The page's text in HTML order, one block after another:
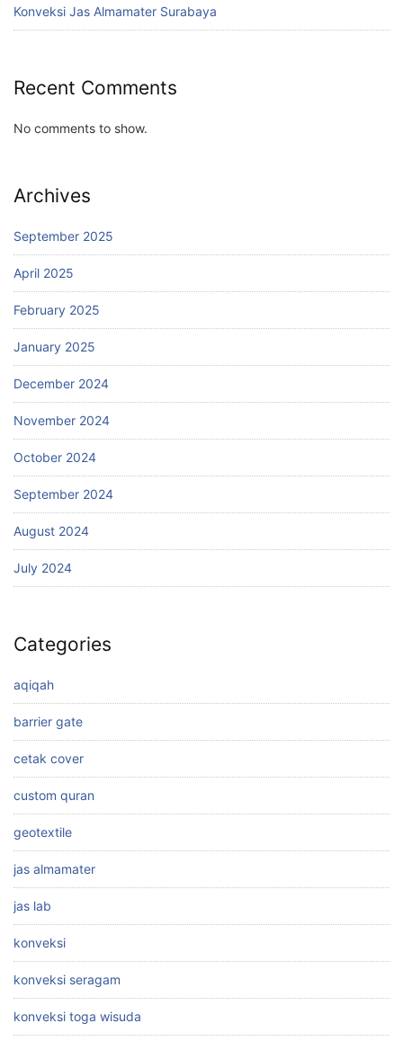
Konveksi Jas Almamater Surabaya
Recent Comments
No comments to show.
Archives
September 2025
April 2025
February 2025
January 2025
December 2024
November 2024
October 2024
September 2024
August 2024
July 2024
Categories
aqiqah
barrier gate
cetak cover
custom quran
geotextile
jas almamater
jas lab
konveksi
konveksi seragam
konveksi toga wisuda